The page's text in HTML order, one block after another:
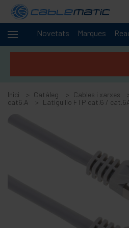
Novetats Marques
Cables -
Accessoris i targetes FireWire
+
Adaptador i targeta port sèrie
Cables de xarxa per a CISCO
Inici Catàleg Cables i xarxes
cat6.A
Latiguillo FTP cat.6 /